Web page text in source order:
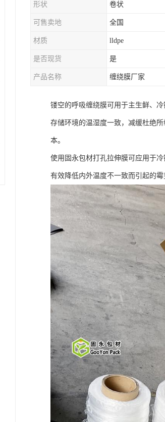
形状 卷状
可售卖地 全国
材质 lldpe
是否现货 是
产品名称 缠绕膜厂家
镂空的呼吸缠绕膜可用于主生鲜、
存储环境的温湿度一致，减缓杜绝
本。
使用固永包材打孔拉伸膜可应用于
有效降低内外温度不一致而引起的霉